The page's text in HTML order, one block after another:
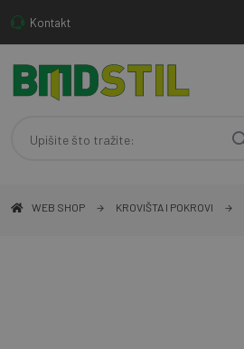
Kontakt
WEB SHOP KROVIŠTA I POKROVI